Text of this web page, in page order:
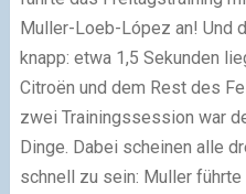
Muller-Loeb-López an! Und
knapp: etwa 1,5 Sekunden
Citroën und dem Rest des
zwei Trainingssession war
Dinge. Dabei scheinen alle
schnell zu sein: Muller